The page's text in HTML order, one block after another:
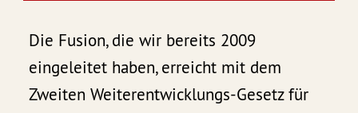
Die Fusion, die wir bereits 2009
eingeleitet haben, erreicht mit dem
Zweiten Weiterentwicklungs-Gesetz für